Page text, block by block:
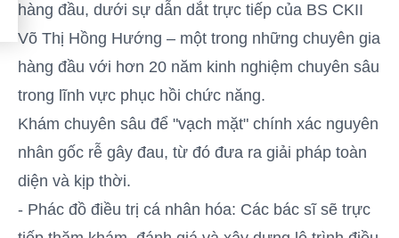
hàng đầu, dưới sự dẫn dắt trực tiếp của BS CKII
Võ Thị Hồng Hướng – một trong những chuyên gia
hàng đầu với hơn 20 năm kinh nghiệm chuyên sâu
trong lĩnh vực phục hồi chức năng.
Khám chuyên sâu để "vạch mặt" chính xác nguyên
nhân gốc rễ gây đau, từ đó đưa ra giải pháp toàn
diện và kịp thời.
- Phác đồ điều trị cá nhân hóa: Các bác sĩ sẽ trực